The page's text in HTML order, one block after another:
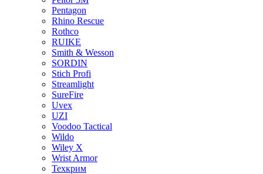
Pentagon
Rhino Rescue
Rothco
RUIKE
Smith & Wesson
SORDIN
Stich Profi
Streamlight
SureFire
Uvex
UZI
Voodoo Tactical
Wildo
Wiley X
Wrist Armor
Техкрим